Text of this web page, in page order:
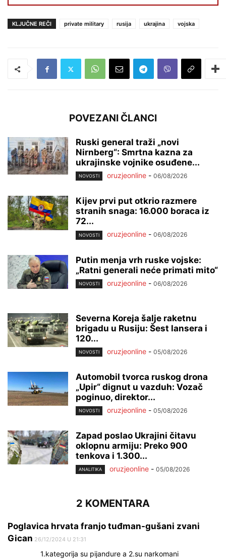
KLJUČNE REČI private military rusija ukrajina vojska
POVEZANI ČLANCI
Ruski general traži „novi
Nirnberg“: Smrtna kazna za
ukrajinske vojnike osuđene...
NOVOSTI oruzjeonline - 06/08/2026
Kijev prvi put otkrio razmere
stranih snaga: 16.000 boraca iz
72...
NOVOSTI oruzjeonline - 06/08/2026
Putin menja vrh ruske vojske:
„Ratni generali neće primati mito“
NOVOSTI oruzjeonline - 06/08/2026
Severna Koreja šalje raketnu
brigadu u Rusiju: Šest lansera i
120...
NOVOSTI oruzjeonline - 05/08/2026
Automobil tvorca ruskog drona
„Upir“ dignut u vazduh: Vozač
poginuo, direktor...
NOVOSTI oruzjeonline - 05/08/2026
Zapad poslao Ukrajini čitavu
oklopnu armiju: Preko 900
tenkova i 1.300...
ANALITIKA oruzjeonline - 05/08/2026
2 KOMENTARA
Poglavica hrvata franjo tuđman-gušani zvani
Gican 26/12/2024 U 21:31
1.kategorija su pijandure a 2.su narkomani